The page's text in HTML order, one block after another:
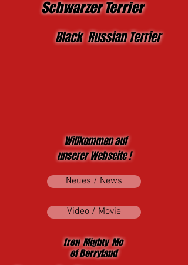
Schwarzer Terrier
Black Russian Terrier
Willkommen auf
unserer Webseite !
Neues / News
Video / Movie
Iron Mighty Mo
of Berryland